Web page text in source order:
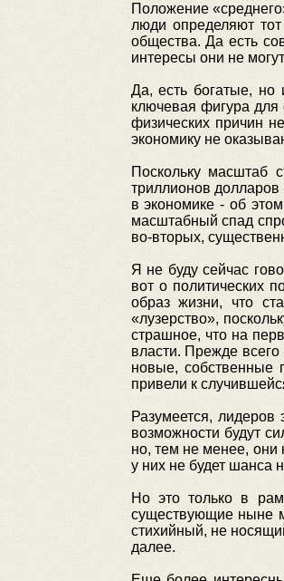
Положение
люди определяют
общества. Да есть
интересы они не
Да, есть богатые, но
ключевая фигура для
физических причин
экономику не
Поскольку масштаб
триллионов
в экономике - об
масштабный спад
во-вторых,
Я не буду сейчас
вот о политических
образ жизни, что
«лузерство»,
страшное, что на
власти. Прежде
новые, собственные
привели к
Разумеется,
возможности будут
но, тем не менее, они
у них не будет шанса
Но это только в
существующие ныне
стихийный, не
далее.